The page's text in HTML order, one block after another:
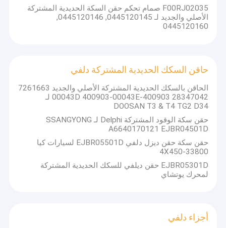
F00RJ02035 صمام تحكم حقن السكة الحديدية المشتركة
الأصلي والجديد لـ 0445120145, 0445120146,
0445120160
حاقن السكك الحديدية المشتركة دلفي
الحاقن بالسكك الحديدية المشتركة الأصلي والجديد 7261663
28347042 400903-00043D 400903-00043E لـ
DOOSAN T3 & T4 TG2 D34
حقن سكة الوقود المشتركة Delphi لـ SSANGYONG
A6640170121 EJBR04501D
حقن سكة حقن ديزل دلفي EJBR05501D لسيارات كيا
33800-4X450
EJBR05301D حقن ديلفي للسكك الحديدية المشتركة
لمحرك يوتشاي
أجزاء دلفي